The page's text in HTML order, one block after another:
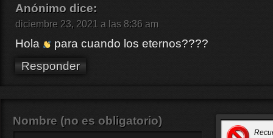
Anónimo dice:
diciembre 23, 2021 a las 8:36 am
Hola
para cuando los eternos????
Responder
Nombre (no es obligatorio)